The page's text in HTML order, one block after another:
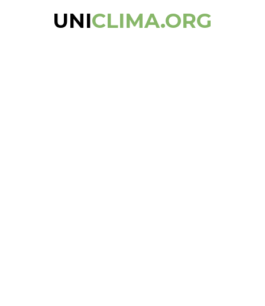
UNICLIMA.ORG